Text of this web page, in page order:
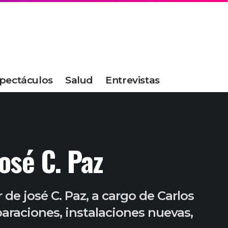
Salud Entrevistas
C. Paz
josé C. Paz, a cargo de Carlos
instalaciones nuevas,